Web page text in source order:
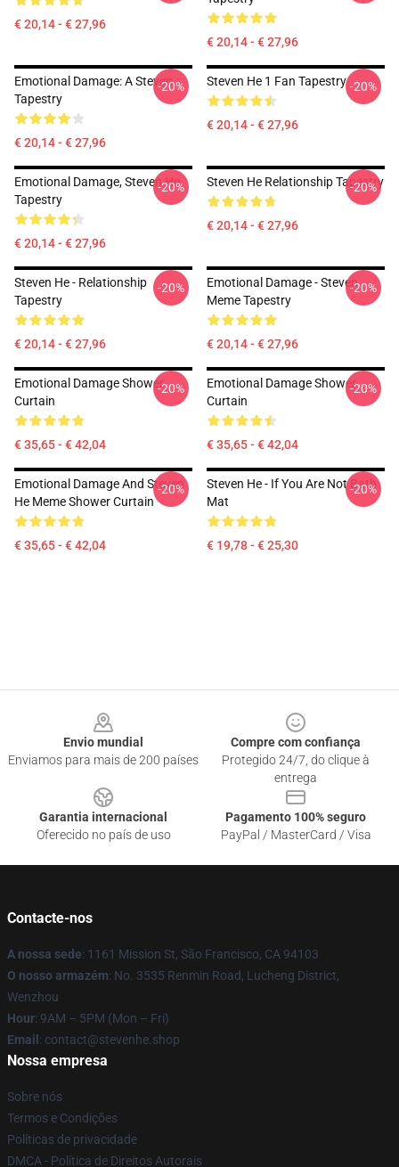
€ 20,14 - € 27,96
€ 20,14 - € 27,96
Emotional Damage: A Steven
Tapestry
€ 20,14 - € 27,96
-20% Steven He 1 Fan Tapestry
€ 20,14 - € 27,96
-20%
Emotional Damage, Steven He
Tapestry
€ 20,14 - € 27,96
-20% Steven He Relationship Tapestry
€ 20,14 - € 27,96
-20%
Steven He - Relationship
Tapestry
€ 20,14 - € 27,96
-20%
Emotional Damage - Steven
Meme Tapestry
€ 20,14 - € 27,96
-20%
Emotional Damage Shower
Curtain
€ 35,65 - € 42,04
-20%
Emotional Damage Shower
Curtain
€ 35,65 - € 42,04
-20%
Emotional Damage And Steven
He Meme Shower Curtain
€ 35,65 - € 42,04
-20%
Steven He - If You Are Not Bath
Mat
€ 19,78 - € 25,30
-20%
Envio mundial
Enviamos para mais de 200 países
Compre com confiança
Protegido 24/7, do clique à
entrega
Garantia internacional
Oferecido no país de uso
Pagamento 100% seguro
PayPal / MasterCard / Visa
Contacte-nos
A nossa sede: 1161 Mission St, São Francisco, CA 94103
O nosso armazém: No. 3535 Renmin Road, Lucheng District,
Wenzhou
Hour: 9AM – 5PM (Mon – Fri)
Email : contact@stevenhe.shop
Nossa empresa
Sobre nós
Termos e Condições
Políticas de privacidade
DMCA - Política de Direitos Autorais